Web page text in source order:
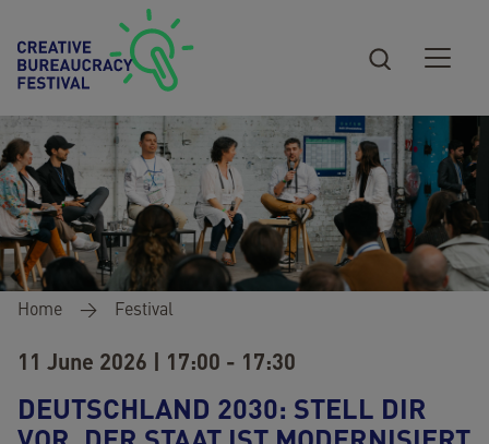
Skip to main content
Breadcrumb
Home Festival
11 June 2026 | 17:00 - 17:30
DEUTSCHLAND 2030: STELL DIR